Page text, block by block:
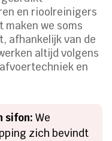
en rioolreinigers
maken we soms
afhankelijk van de
altijd volgens
en
sifon: We
zich bevindt